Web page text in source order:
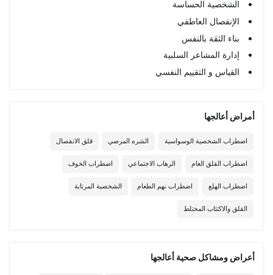
الشخصية الحساسة
الإنفصال العاطفي
بناء الثقة بالنفس
إدارة المشاعر السلبية
القياس و التقييم النفسي
أمراض أعالجها
اضطراب الشخصية الوسواسية الشره المرضي قلق الانفصال
اضطراب القلق العام الرهاب الاجتماعي اضطراب الخوف
اضطراب الهلع اضطراب نهم الطعام الشخصية المرتابة
القلق والاكتئاب المختلط
أعراض ومشاكل صحية أعالجها